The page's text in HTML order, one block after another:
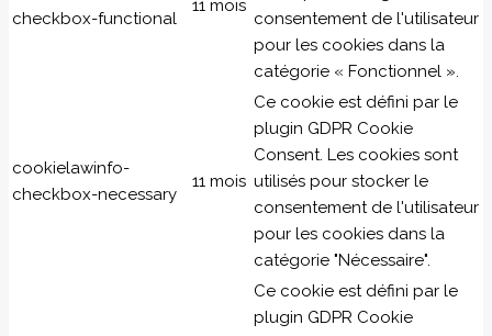
checkbox-functional
11 mois
consentement de l'utilisateur
pour les cookies dans la
catégorie « Fonctionnel ».
cookielawinfo-
checkbox-necessary
11 mois
Ce cookie est défini par le
plugin GDPR Cookie
Consent. Les cookies sont
utilisés pour stocker le
consentement de l'utilisateur
pour les cookies dans la
catégorie "Nécessaire".
Ce cookie est défini par le
plugin GDPR Cookie